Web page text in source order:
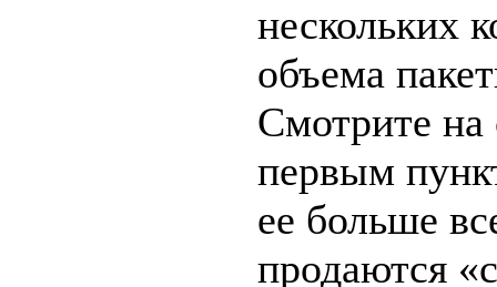
нескольких
объема
Смотрите на
первым
ее больше
продаются